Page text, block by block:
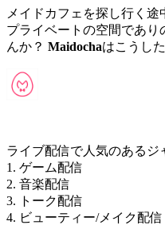
メイドカフェを探し行く
プライベートの空間であ
んか？ Maidochaはこうし
ライブ配信で人気のあるジ
1. ゲーム配信
2. 音楽配信
3. トーク配信
4. ビューティー/メイク配信